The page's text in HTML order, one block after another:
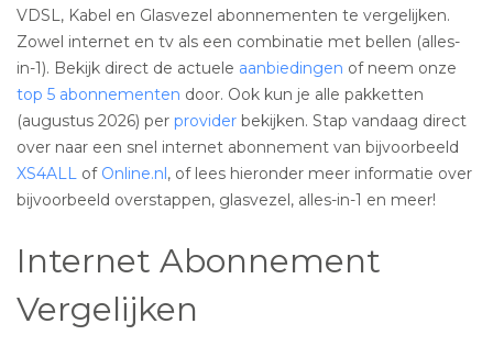
VDSL, Kabel en Glasvezel abonnementen te vergelijken.
Zowel internet en tv als een combinatie met bellen (alles-
in-1). Bekijk direct de actuele aanbiedingen of neem onze
top 5 abonnementen door. Ook kun je alle pakketten
(augustus 2026) per provider bekijken. Stap vandaag direct
over naar een snel internet abonnement van bijvoorbeeld
XS4ALL of Online.nl, of lees hieronder meer informatie over
bijvoorbeeld overstappen, glasvezel, alles-in-1 en meer!
Internet Abonnement
Vergelijken